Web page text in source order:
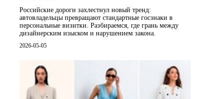
Российские дороги захлестнул новый тренд:
автовладельцы превращают стандартные госзнаки в
персональные визитки. Разбираемся, где грань между
дизайнерским изыском и нарушением закона.
2026-05-05